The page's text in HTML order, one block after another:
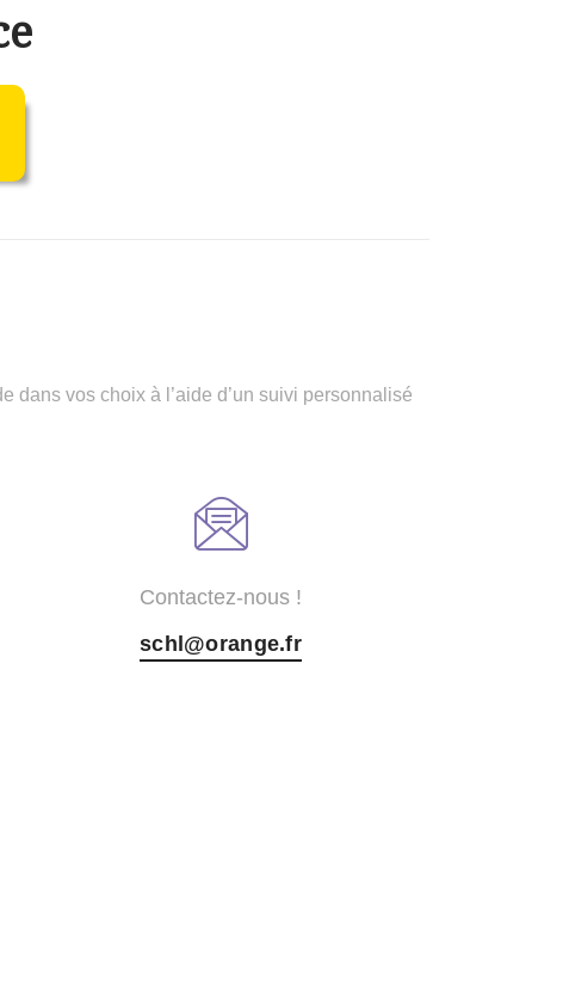
vos choix à l’aide d’un suivi personnalisé
Contactez-nous !
schl@orange.fr